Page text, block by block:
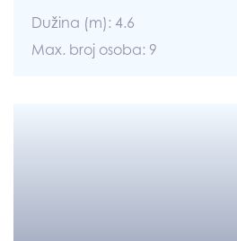
Dužina (m): 4.6
Max. broj osoba: 9